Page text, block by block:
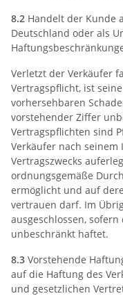
8.2 Handelt der Kunde
Deutschland oder als
Verletzt der Verkäufer
Vertragspflicht, ist
vorhersehbaren
vorstehender Ziffer
Vertragspflichten sind
Verkäufer nach
Vertragszwecks
ordnungsgemäße
ermöglicht und auf
vertrauen darf. Im
ausgeschlossen,
unbeschränkt haftet.
8.3 Vorstehende
auf die Haftung des
und gesetzlichen